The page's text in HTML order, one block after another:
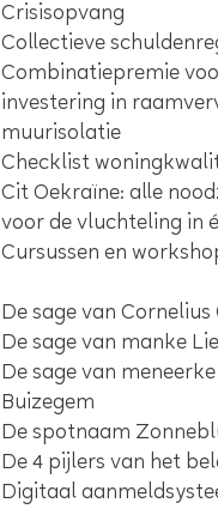
Crisisopvang
Collectieve
Combinatiepremie
investering in
muurisolatie
Checklist
Cit Oekraïne: alle
voor de vluchteling in
Cursussen en
De sage van
De sage van manke
De sage van
Buizegem
De spotnaam
De 4 pijlers van het
Digitaal